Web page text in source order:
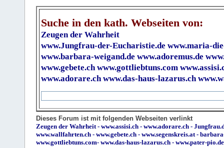
Suche in den kath. Webseiten von:
Zeugen der Wahrheit
www.Jungfrau-der-Eucharistie.de www.maria-
www.barbara-weigand.de www.adoremus.de
www.gebete.ch www.gottliebtuns.com
www.adorare.ch www.das-haus-lazarus.ch
Dieses Forum ist mit folgenden Webseiten verlinkt
Zeugen der Wahrheit- www.assisi.ch - www.adorare.ch -
www.wallfahrten.ch - www.gebete.ch - www.segenskreis.at-
www.gottliebtuns.com- www.das-haus-lazarus.ch - www.pater-pio.de